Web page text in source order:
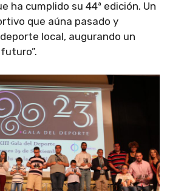
ha cumplido su 44ª edición. Un
que aúna pasado y
local, augurando un